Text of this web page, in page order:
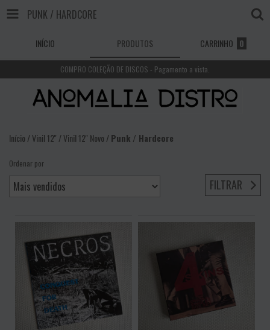
PUNK / HARDCORE
INÍCIO PRODUTOS CARRINHO 0
COMPRO COLEÇÃO DE DISCOS - Pagamento a vista.
Início /Vinil 12'' /Vinil 12'' Novo /Punk / Hardcore
Ordenar por
FILTRAR